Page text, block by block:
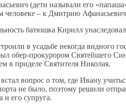
(дети называли его
– к Дмитрию
батюшка Кирилл
в усадьбе некогда видного
обер-прокурором Святейшего
в приделе Святителя Николая.
вопрос о том, где Ивану
не было, поэтому решили
и его супруга.